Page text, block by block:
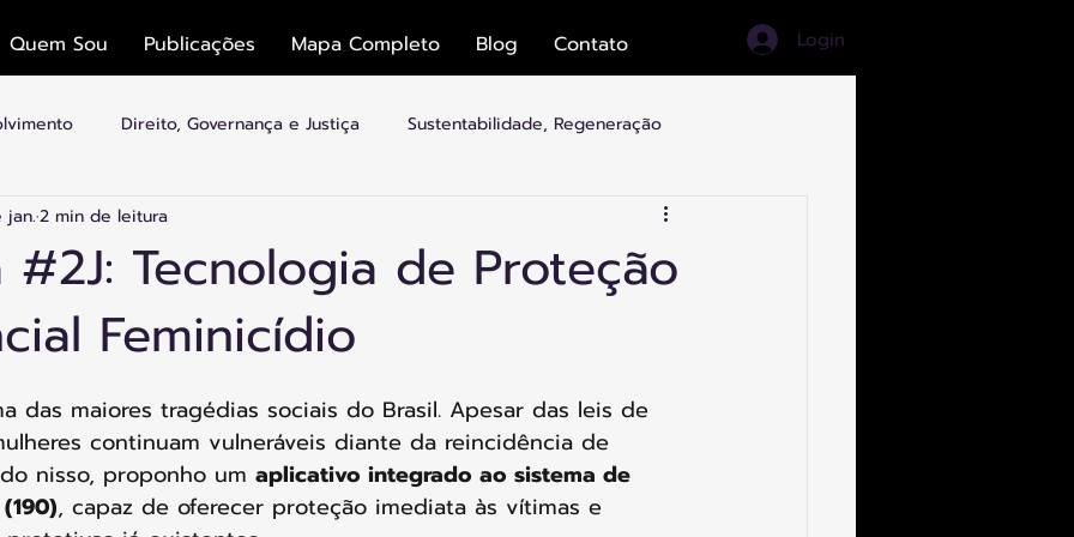
Quem Sou Publicações Mapa Completo Blog Contato Login
Direito, Governança e Justiça Sustentabilidade, Regeneração
Economia Colaborativa e Plataformas Cultura, Esportes, Turismo, Artes
Cidades Inteligentes Arquitetura e Transição
#2J: Tecnologia de Proteção
Feminicídio
jan.2 min de leitura
das maiores tragédias sociais do Brasil. Apesar das leis de
continuam vulneráveis diante da reincidência de
nisso, proponho um aplicativo integrado ao sistema de
, capaz de oferecer proteção imediata às vítimas e